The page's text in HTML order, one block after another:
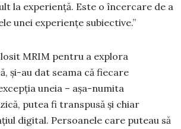
la experiență. Este o încercare de a
unei experiențe subiective.”
MRIM pentru a explora
și-au dat seama că fiecare
uneia – așa-numita
putea fi transpusă și chiar
digital. Persoanele care puteau să